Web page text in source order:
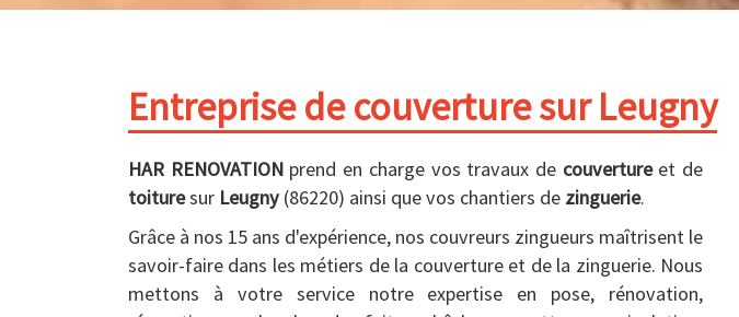
Entreprise de couverture sur Leugny
HAR RENOVATIONprend en charge vos travaux de couvertureet de
toituresur Leugny (86220) ainsi que vos chantiers de zinguerie.
Grâce à nos 15 ans d'expérience, nos couvreurs zingueurs maîtrisent le
savoir-faire dans les métiers de la couverture et de la zinguerie. Nous
mettons à votre service notre expertise en pose, rénovation,